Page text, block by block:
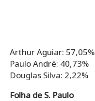
Arthur Aguiar: 57,05%
Paulo André: 40,73%
Douglas Silva: 2,22%
Folha de S. Paulo